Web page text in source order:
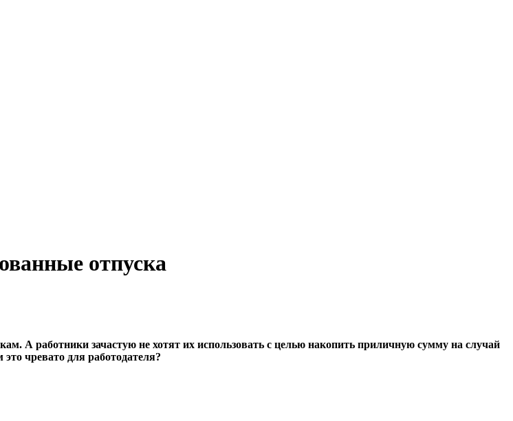
отпуска
А работники зачастую не хотят их использовать с целью накопить приличную сумму на случай
чревато для работодателя?